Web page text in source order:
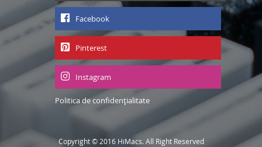
Facebook
Pinterest
Instagram
Politica de confidențialitate
Copyright © 2016 HiMacs. All Right Reserved